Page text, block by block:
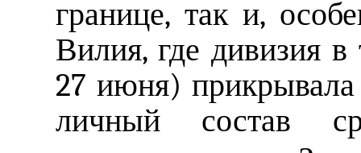
границе, так и,
Вилия, где дивизия
27 июня) прикрывала
личный состав